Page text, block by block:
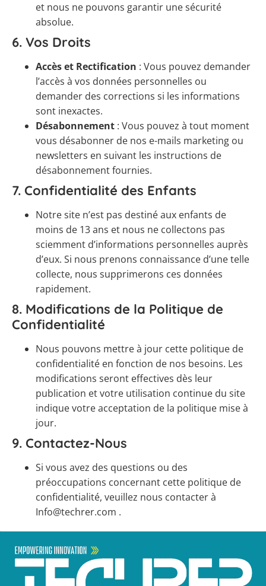
et nous ne pouvons garantir une sécurité
absolue.
6. Vos Droits
Accès et Rectification : Vous pouvez demander
l’accès à vos données personnelles ou
demander des corrections si les informations
sont inexactes.
Désabonnement : Vous pouvez à tout moment
vous désabonner de nos e-mails marketing ou
newsletters en suivant les instructions de
désabonnement fournies.
7. Confidentialité des Enfants
Notre site n’est pas destiné aux enfants de
moins de 13 ans et nous ne collectons pas
sciemment d’informations personnelles auprès
d’eux. Si nous prenons connaissance d’une telle
collecte, nous supprimerons ces données
rapidement.
8. Modifications de la Politique de
Confidentialité
Nous pouvons mettre à jour cette politique de
confidentialité en fonction de nos besoins. Les
modifications seront effectives dès leur
publication et votre utilisation continue du site
indique votre acceptation de la politique mise à
jour.
9. Contactez-Nous
Si vous avez des questions ou des
préoccupations concernant cette politique de
confidentialité, veuillez nous contacter à
Info@techrer.com .